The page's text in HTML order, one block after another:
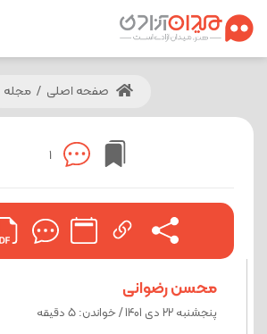
صفحه اصلی / مجله
1
محسن رضوانی
پنجشنبه 22 دی 1401 / خواندن: 5 دقیقه